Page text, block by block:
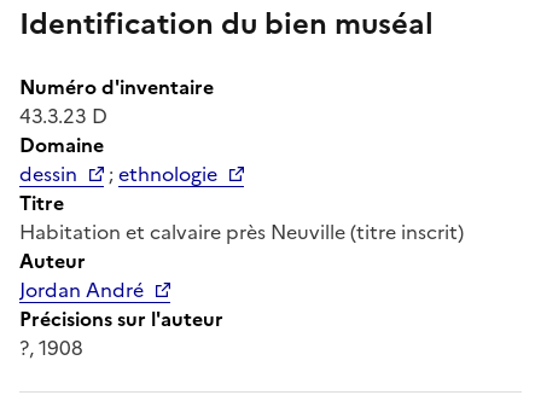
Identification du bien muséal
Numéro d'inventaire
43.3.23 D
Domaine
dessin
;ethnologie
Titre
Habitation et calvaire près Neuville (titre inscrit)
Auteur
Jordan André
Précisions sur l'auteur
?, 1908